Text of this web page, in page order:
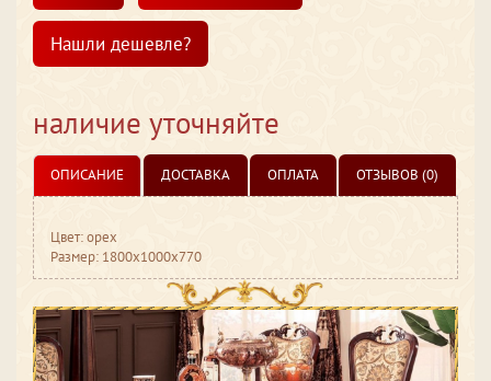
Нашли дешевле?
наличие уточняйте
ОПИСАНИЕ ДОСТАВКА ОПЛАТА ОТЗЫВОВ (0)
Цвет: орех
Размер: 1800x1000x770